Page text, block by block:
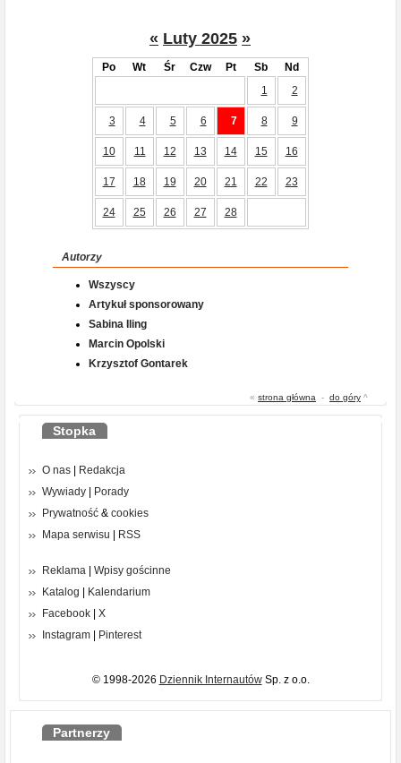
« Luty 2025 »
Po Wt Śr Czw Pt Sb
Nd
1
2
3 4 5 6 7 8 9
10 11 12 13 14 15 16
17 18 19 20 21 22 23
24 25 26 27 28
Autorzy
Wszyscy
Artykuł sponsorowany
Sabina Iling
Marcin Opolski
Krzysztof Gontarek
« strona główna - do góry ^
Stopka
O nas
Redakcja
Wywiady
Porady
Prywatność & cookies
Mapa serwisu
RSS
Reklama
Wpisy gościnne
Katalog
Kalendarium
Facebook
X
Instagram
Pinterest
© 1998-2026 Dziennik InternautówSp. z o.o.
Partnerzy